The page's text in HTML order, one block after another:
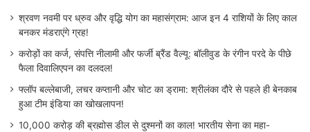
श्रवण नवमी पर ध्रुव और वृद्धि योग का महासंग्राम: आज इन 4 राशियों के लिए काल
बनकर मंडराएंगे ग्रह!
करोड़ों का कर्ज, संपत्ति नीलामी और फर्जी ब्रैंड वैल्यू: बॉलीवुड के रंगीन परदे के पीछे
फैला दिवालिएपन का दलदल!
फ्लॉप बल्लेबाजी, लचर कप्तानी और चोट का ड्रामा: श्रीलंका दौरे से पहले ही बेनकाब
हुआ टीम इंडिया का खोखलापन!
10,000 करोड़ की ब्रह्मोस डील से दुश्मनों का काल! भारतीय सेना का महा-